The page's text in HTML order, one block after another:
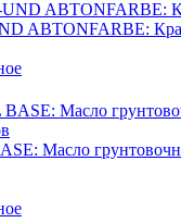
ABTONFARBE:
Масло